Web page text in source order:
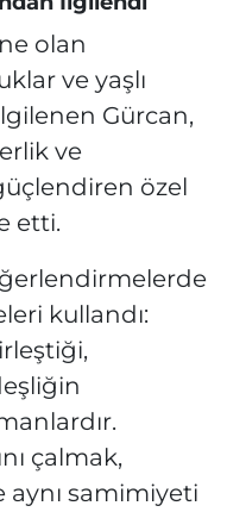
olan
ve yaşlı
Gürcan,
ve
özel
etti.
kullandı:
çalmak,
aynı samimiyeti